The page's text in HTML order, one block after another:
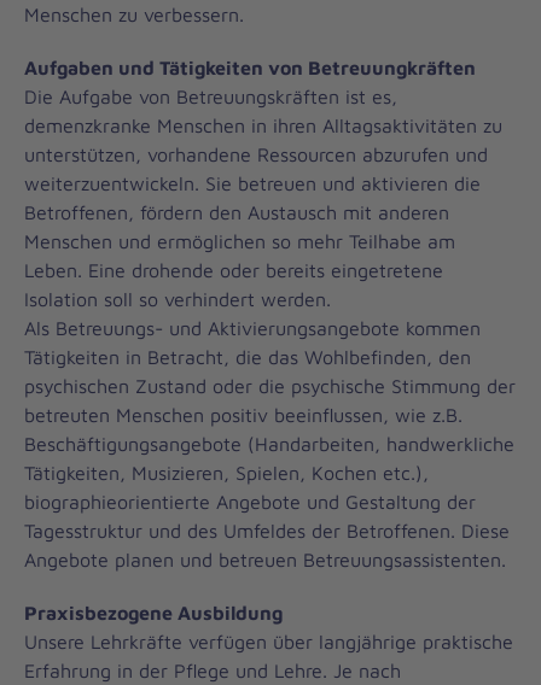
Menschen zu verbessern.
Aufgaben und Tätigkeiten von Betreuungkräften
Die Aufgabe von Betreuungskräften ist es,
demenzkranke Menschen in ihren Alltagsaktivitäten zu
unterstützen, vorhandene Ressourcen abzurufen und
weiterzuentwickeln. Sie betreuen und aktivieren die
Betroffenen, fördern den Austausch mit anderen
Menschen und ermöglichen so mehr Teilhabe am
Leben. Eine drohende oder bereits eingetretene
Isolation soll so verhindert werden.
Als Betreuungs- und Aktivierungsangebote kommen
Tätigkeiten in Betracht, die das Wohlbefinden, den
psychischen Zustand oder die psychische Stimmung der
betreuten Menschen positiv beeinflussen, wie z.B.
Beschäftigungsangebote (Handarbeiten, handwerkliche
Tätigkeiten, Musizieren, Spielen, Kochen etc.),
biographieorientierte Angebote und Gestaltung der
Tagesstruktur und des Umfeldes der Betroffenen. Diese
Angebote planen und betreuen Betreuungsassistenten.
Praxisbezogene Ausbildung
Unsere Lehrkräfte verfügen über langjährige praktische
Erfahrung in der Pflege und Lehre. Je nach